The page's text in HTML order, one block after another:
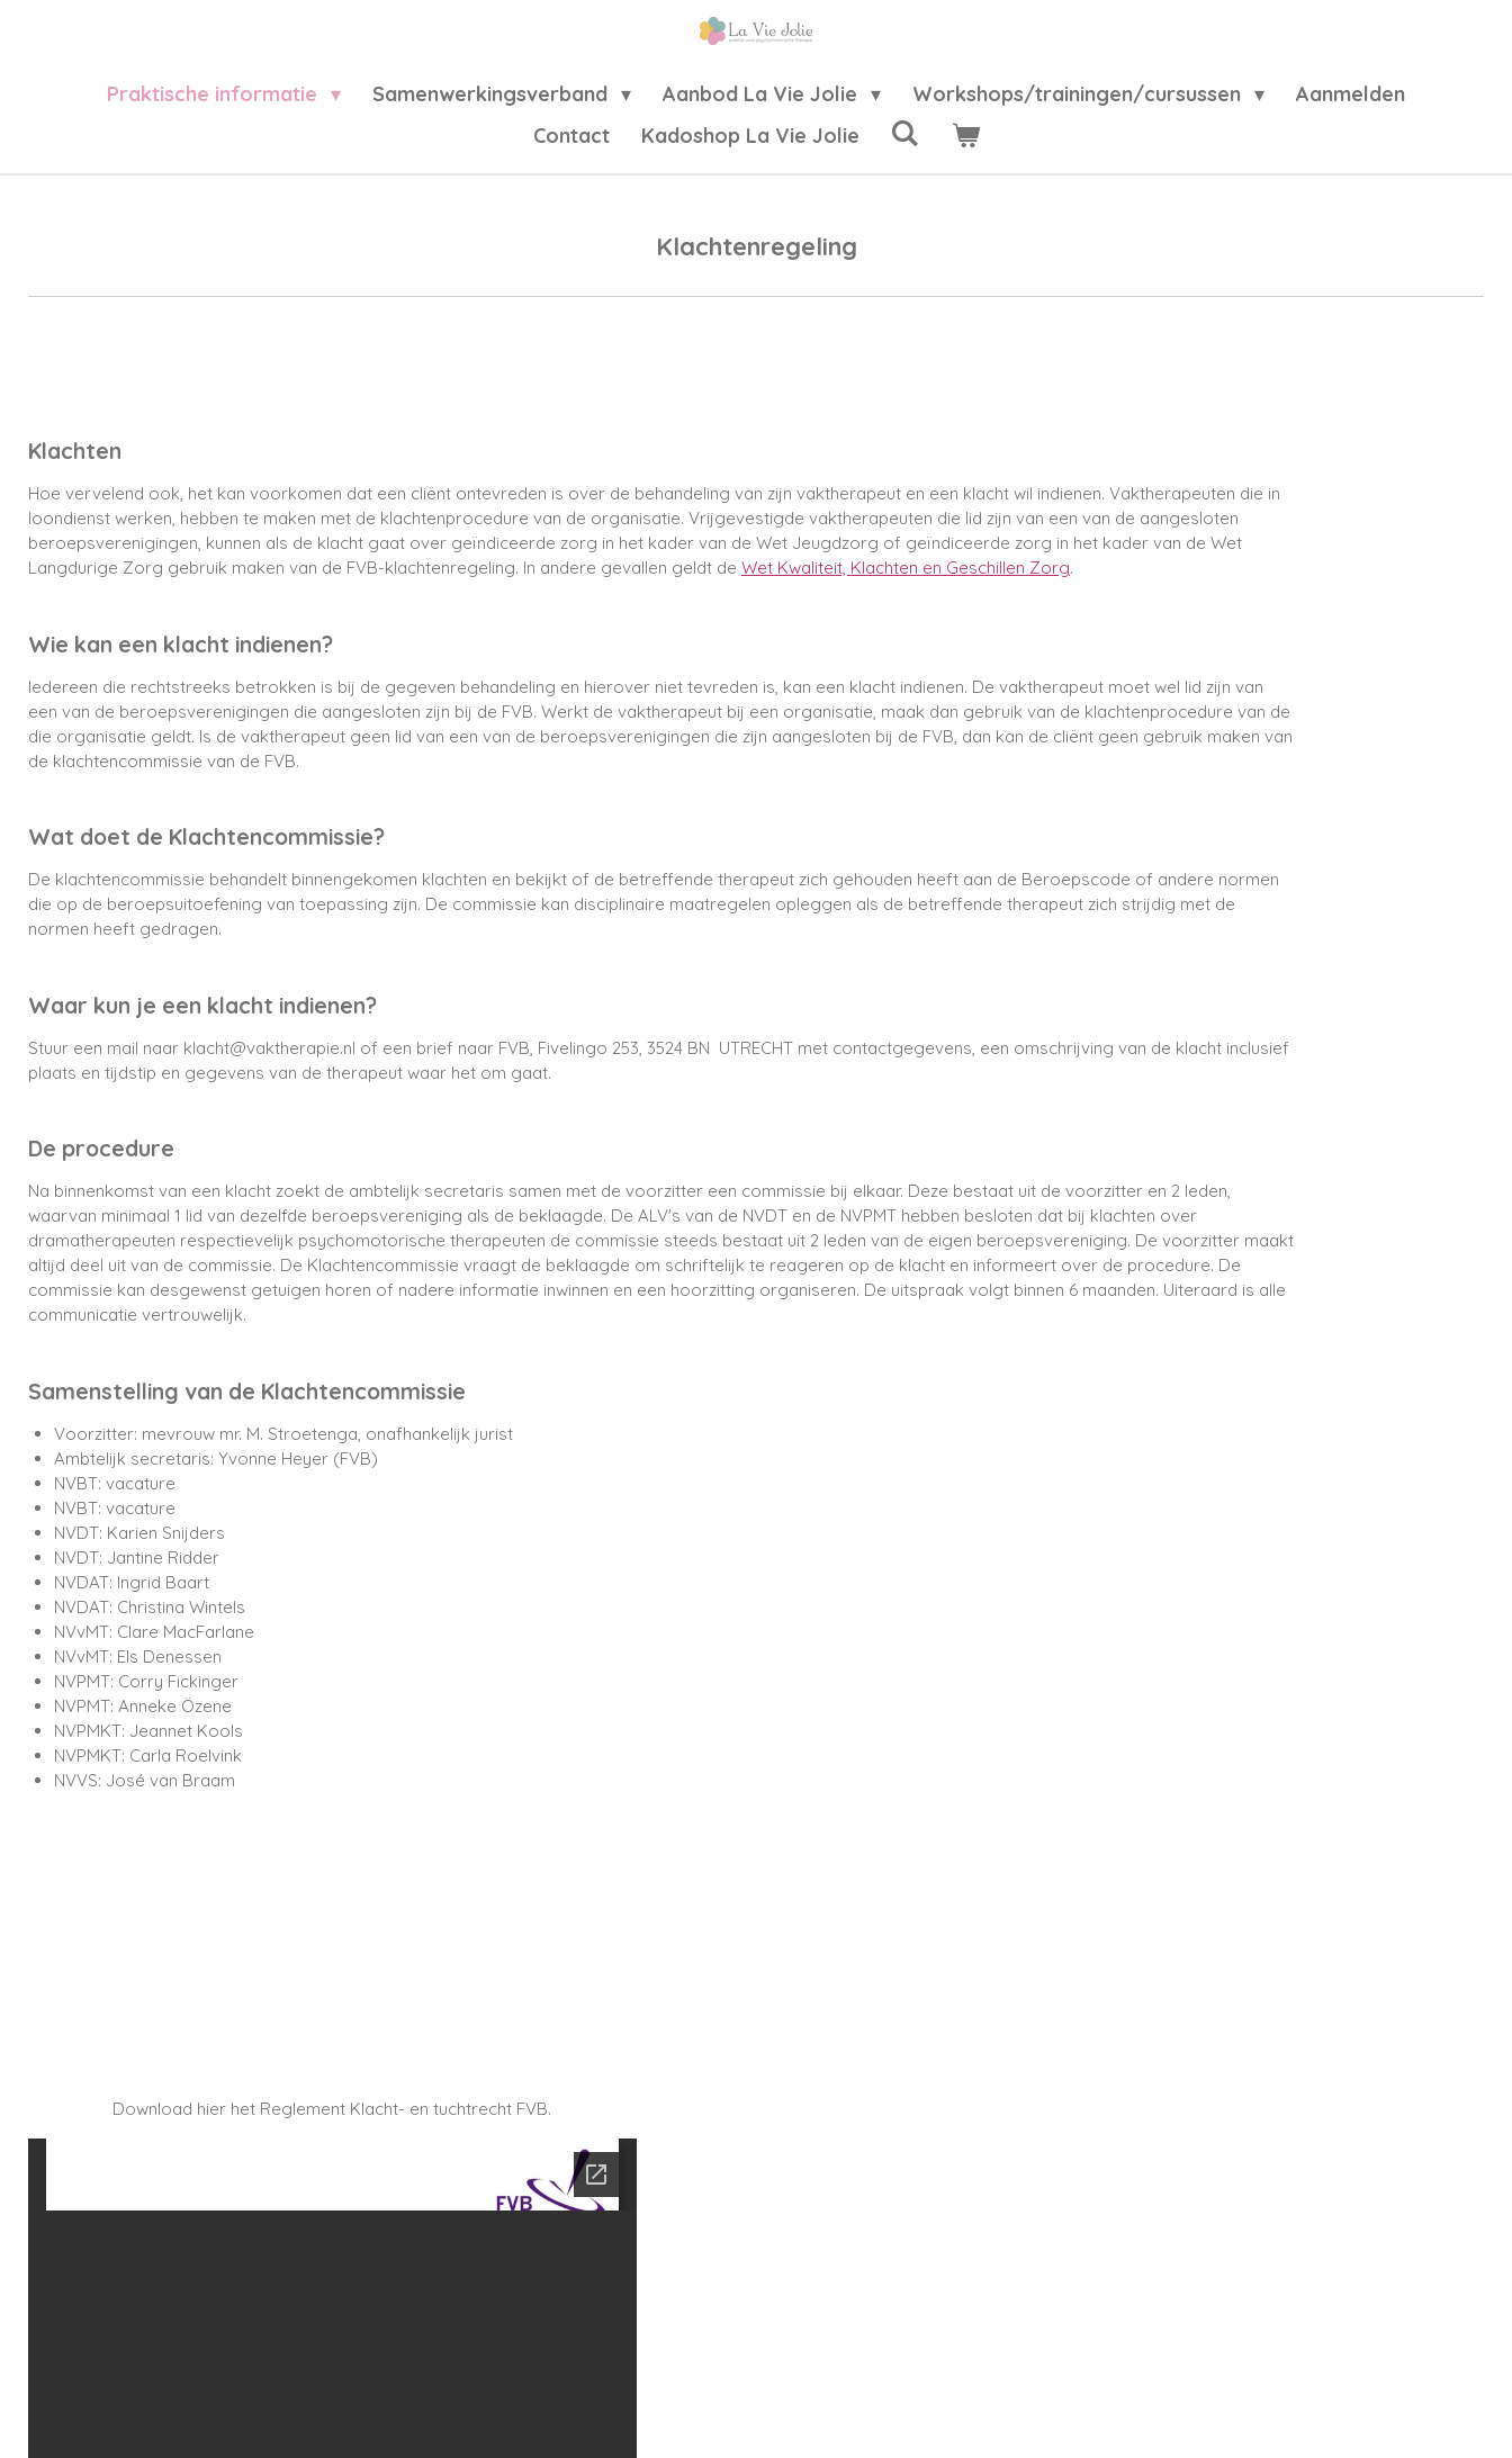
Praktische informatie Samenwerkingsverband Aanbod La Vie Jolie Workshops/trainingen/cursussen
Aanmelden
Contact
Kadoshop La Vie Jolie
Klachtenregeling
Klachten
Hoe vervelend ook, het kan voorkomen dat een cliënt ontevreden is over de behandeling van zijn vaktherapeut en een klacht wil indienen. Vaktherapeuten die in
loondienst werken, hebben te maken met de klachtenprocedure van de organisatie. Vrijgevestigde vaktherapeuten die lid zijn van een van de aangesloten
beroepsverenigingen, kunnen als de klacht gaat over geïndiceerde zorg in het kader van de Wet Jeugdzorg of geïndiceerde zorg in het kader van de Wet
Langdurige Zorg gebruik maken van de FVB-klachtenregeling. In andere gevallen geldt de Wet Kwaliteit, Klachten en Geschillen Zorg.
Wie kan een klacht indienen?
Iedereen die rechtstreeks betrokken is bij de gegeven behandeling en hierover niet tevreden is, kan een klacht indienen. De vaktherapeut moet wel lid zijn van
een van de beroepsverenigingen die aangesloten zijn bij de FVB. Werkt de vaktherapeut bij een organisatie, maak dan gebruik van de klachtenprocedure van de
die organisatie geldt. Is de vaktherapeut geen lid van een van de beroepsverenigingen die zijn aangesloten bij de FVB, dan kan de cliënt geen gebruik maken van
de klachtencommissie van de FVB.
Wat doet de Klachtencommissie?
De klachtencommissie behandelt binnengekomen klachten en bekijkt of de betreffende therapeut zich gehouden heeft aan de Beroepscode of andere normen
die op de beroepsuitoefening van toepassing zijn. De commissie kan disciplinaire maatregelen opleggen als de betreffende therapeut zich strijdig met de
normen heeft gedragen.
Waar kun je een klacht indienen?
Stuur een mail naar klacht@vaktherapie.nl of een brief naar FVB, Fivelingo 253, 3524 BN UTRECHT met contactgegevens, een omschrijving van de klacht inclusief
plaats en tijdstip en gegevens van de therapeut waar het om gaat.
De procedure
Na binnenkomst van een klacht zoekt de ambtelijk secretaris samen met de voorzitter een commissie bij elkaar. Deze bestaat uit de voorzitter en 2 leden,
waarvan minimaal 1 lid van dezelfde beroepsvereniging als de beklaagde. De ALV's van de NVDT en de NVPMT hebben besloten dat bij klachten over
dramatherapeuten respectievelijk psychomotorische therapeuten de commissie steeds bestaat uit 2 leden van de eigen beroepsvereniging. De voorzitter maakt
altijd deel uit van de commissie. De Klachtencommissie vraagt de beklaagde om schriftelijk te reageren op de klacht en informeert over de procedure. De
commissie kan desgewenst getuigen horen of nadere informatie inwinnen en een hoorzitting organiseren. De uitspraak volgt binnen 6 maanden. Uiteraard is alle
communicatie vertrouwelijk.
Samenstelling van de Klachtencommissie
Voorzitter: mevrouw mr. M. Stroetenga, onafhankelijk jurist
Ambtelijk secretaris: Yvonne Heyer (FVB)
NVBT: vacature
NVBT: vacature
NVDT: Karien Snijders
NVDT: Jantine Ridder
NVDAT: Ingrid Baart
NVDAT: Christina Wintels
NVvMT: Clare MacFarlane
NVvMT: Els Denessen
NVPMT: Corry Fickinger
NVPMT: Anneke Özene
NVPMKT: Jeannet Kools
NVPMKT: Carla Roelvink
NVVS: José van Braam
Download hier het Reglement Klacht- en tuchtrecht FVB.